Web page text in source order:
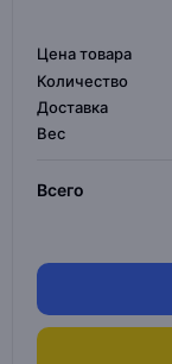
Цена товара
Количество
Доставка
Вес
Всего